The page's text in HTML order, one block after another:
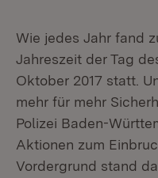
Wie jedes Jahr fand
Jahreszeit der Tag
Oktober 2017 statt.
mehr für mehr
Polizei Baden-
Aktionen zum
Vordergrund stand